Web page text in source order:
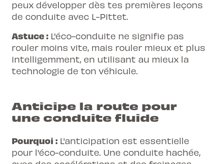
peux développer dès tes premières leçons
de conduite avec L-Pittet.
Astuce : L'éco-conduite ne signifie pas
rouler moins vite, mais rouler mieux et plus
intelligemment, en utilisant au mieux la
technologie de ton véhicule.
Anticipe la route pour
une conduite fluide
Pourquoi : L'anticipation est essentielle
pour l'éco-conduite. Une conduite hachée,